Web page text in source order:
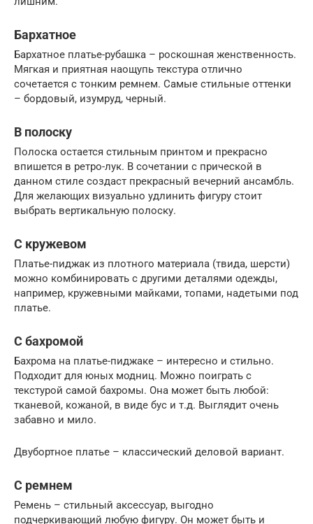
Бархатное
Бархатное платье-рубашка – роскошная женственность.
Мягкая и приятная наощупь текстура отлично
сочетается с тонким ремнем. Самые стильные оттенки
– бордовый, изумруд, черный.
В полоску
Полоска остается стильным принтом и прекрасно
впишется в ретро-лук. В сочетании с прической в
данном стиле создаст прекрасный вечерний ансамбль.
Для желающих визуально удлинить фигуру стоит
выбрать вертикальную полоску.
С кружевом
Платье-пиджак из плотного материала (твида, шерсти)
можно комбинировать с другими деталями одежды,
например, кружевными майками, топами, надетыми под
платье.
С бахромой
Бахрома на платье-пиджаке – интересно и стильно.
Подходит для юных модниц. Можно поиграть с
текстурой самой бахромы. Она может быть любой:
тканевой, кожаной, в виде бус и т.д. Выглядит очень
забавно и мило.
Двубортное платье – классический деловой вариант.
С ремнем
Ремень – стильный аксессуар, выгодно
подчеркивающий любую фигуру. Он может быть и